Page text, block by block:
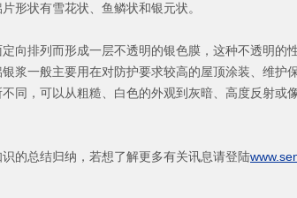
形状有雪花状、鱼鳞状和银元状。
排列而形成一层不透明的银色膜，这种不透明的
浆一般主要用在对防护要求较高的屋顶涂装、维护
同，可以从粗糙、白色的外观到灰暗、高度反射或
的总结归纳，若想了解更多有关讯息请登陆